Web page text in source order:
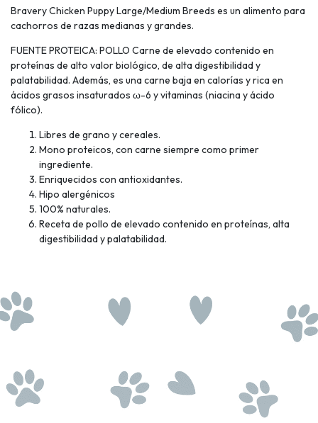
Bravery Chicken Puppy Large/Medium Breeds es un alimento para
cachorros de razas medianas y grandes.
FUENTE PROTEICA: POLLO Carne de elevado contenido en
proteínas de alto valor biológico, de alta digestibilidad y
palatabilidad. Además, es una carne baja en calorías y rica en
ácidos grasos insaturados ω-6 y vitaminas (niacina y ácido
fólico).
Libres de grano y cereales.
Mono proteicos, con carne siempre como primer
ingrediente.
Enriquecidos con antioxidantes.
Hipo alergénicos
100% naturales.
Receta de pollo de elevado contenido en proteínas, alta
digestibilidad y palatabilidad.